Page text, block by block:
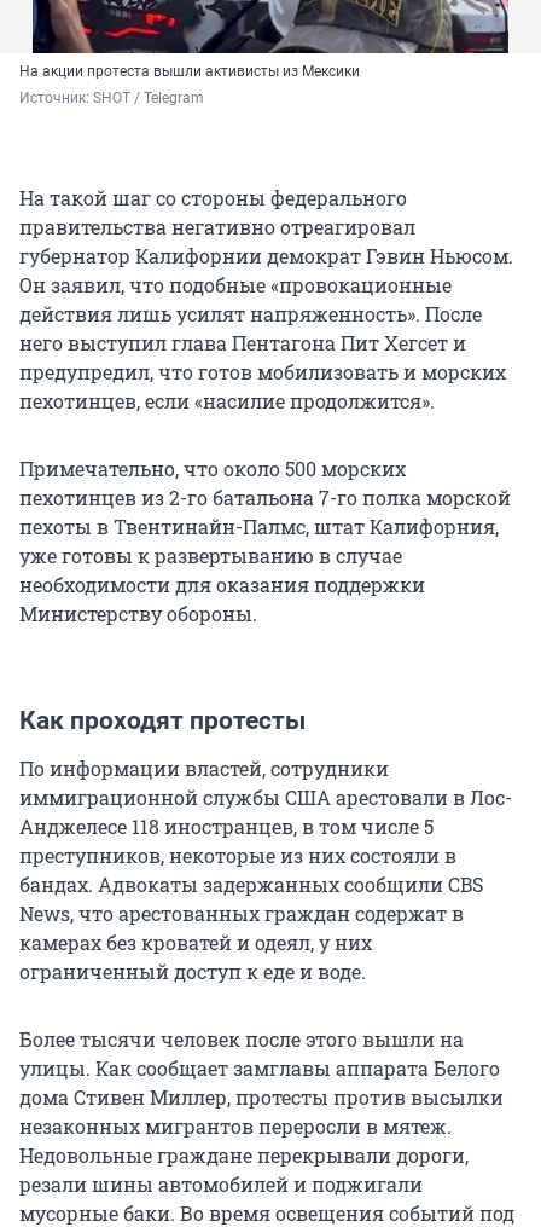
На акции протеста вышли активисты из Мексики
Источник: SHOT / Telegram
На такой шаг со стороны федерального
правительства негативно отреагировал
губернатор Калифорнии демократ Гэвин Ньюсом.
Он заявил, что подобные «провокационные
действия лишь усилят напряженность». После
него выступил глава Пентагона Пит Хегсет и
предупредил, что готов мобилизовать и морских
пехотинцев, если «насилие продолжится».
Примечательно, что около 500 морских
пехотинцев из 2-го батальона 7-го полка морской
пехоты в Твентинайн-Палмс, штат Калифорния,
уже готовы к развертыванию в случае
необходимости для оказания поддержки
Министерству обороны.
Как проходят протесты
По информации властей, сотрудники
иммиграционной службы США арестовали в Лос-
Анджелесе 118 иностранцев, в том числе 5
преступников, некоторые из них состояли в
бандах. Адвокаты задержанных сообщили CBS
News, что арестованных граждан содержат в
камерах без кроватей и одеял, у них
ограниченный доступ к еде и воде.
Более тысячи человек после этого вышли на
улицы. Как сообщает замглавы аппарата Белого
дома Стивен Миллер, протесты против высылки
незаконных мигрантов переросли в мятеж.
Недовольные граждане перекрывали дороги,
резали шины автомобилей и поджигали
мусорные баки. Во время освещения событий под